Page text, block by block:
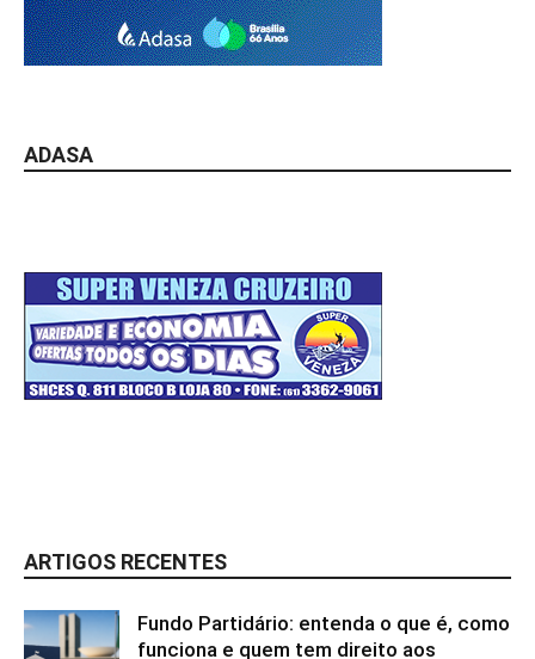
ADASA
ARTIGOS RECENTES
Fundo Partidário: entenda o que é, como
funciona e quem tem direito aos